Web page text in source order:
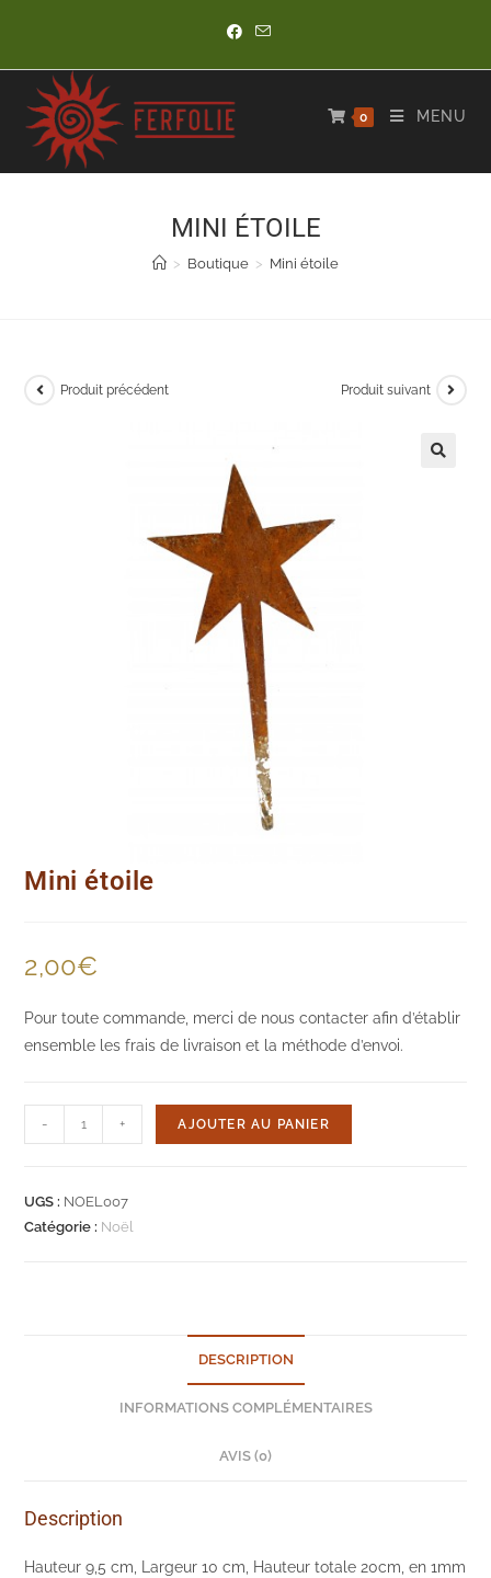
content
0 MENU
MINI ÉTOILE
> Boutique > Mini étoile
Produit précédent Produit suivant
Mini étoile
2,00€
Pour toute commande, merci de nous contacter afin d’établir
ensemble les frais de livraison et la méthode d’envoi.
de
étoile
- + AJOUTER AU PANIER
UGS : NOEL007
Catégorie : Noël
DESCRIPTION
INFORMATIONS COMPLÉMENTAIRES
AVIS (0)
Description
Hauteur 9,5 cm, Largeur 10 cm, Hauteur totale 20cm, en 1mm